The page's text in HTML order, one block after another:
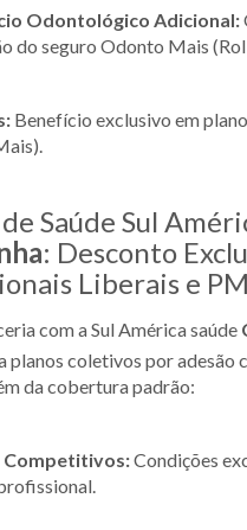
Odontológico Adicional:
do seguro Odonto Mais
Benefício exclusivo em
Saúde Sul
: Desconto
Liberais e
com a Sul América saúde
planos coletivos por adesão
da cobertura padrão:
Competitivos:Condições